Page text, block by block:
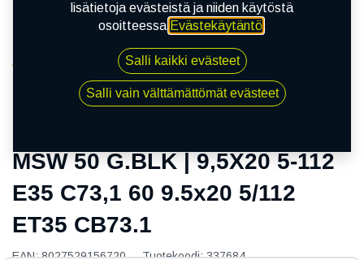
MSW 50 G.BLK | 9,5X20 5-112 E35 C73,1 60 9.5x20
5/112 ET35 CB73.1
MSW 50 G.BLK | 9,5X20 5-112
E35 C73,1 60 9.5x20 5/112
ET35 CB73.1
EAN:8027529156720 Tuotekoodi:337684
lisätietoja evästeistä ja niiden käytöstä
osoitteessa Evästekäytäntö.
Salli kaikki evästeet
Salli vain välttämättömät evästeet